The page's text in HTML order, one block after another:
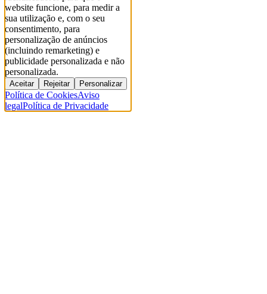
website funcione, para medir a
sua utilização e, com o seu
consentimento, para
personalização de anúncios
(incluindo remarketing) e
publicidade personalizada e não
personalizada.
Aceitar Rejeitar Personalizar
Política de CookiesAviso
legalPolítica de Privacidade